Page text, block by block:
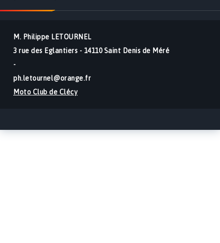
M. Philippe LETOURNEL
3 rue des Eglantiers - 14110 Saint Denis de Méré
-
ph.letournel@orange.fr
Moto Club de Clécy